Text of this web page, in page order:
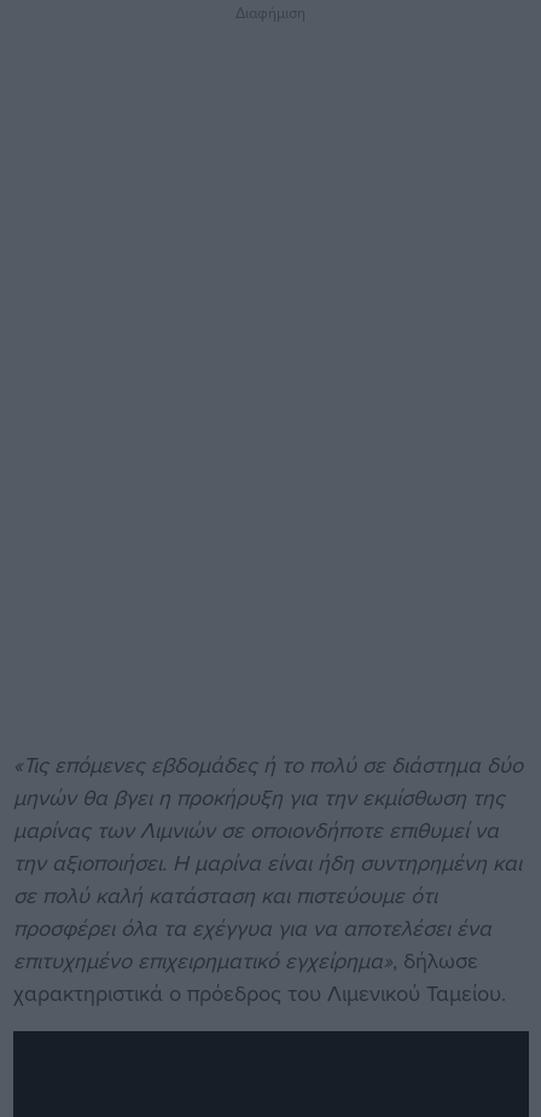
Διαφήμιση
«Τις επόμενες εβδομάδες ή το πολύ σε διάστημα δύο
μηνών θα βγει η προκήρυξη για την εκμίσθωση της
μαρίνας των Λιμνιών σε οποιονδήποτε επιθυμεί να
την αξιοποιήσει. Η μαρίνα είναι ήδη συντηρημένη και
σε πολύ καλή κατάσταση και πιστεύουμε ότι
προσφέρει όλα τα εχέγγυα για να αποτελέσει ένα
επιτυχημένο επιχειρηματικό εγχείρημα», δήλωσε
χαρακτηριστικά ο πρόεδρος του Λιμενικού Ταμείου.